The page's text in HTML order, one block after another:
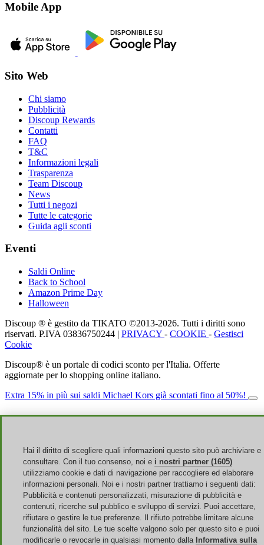
Mobile App
Sito Web
Chi siamo
Pubblicità
Discoup Rewards
Contatti
FAQ
T&C
Informazioni legali
Trasparenza
Team Discoup
News
Tutti i negozi
Tutte le categorie
Guida agli sconti
Eventi
Saldi Online
Back to School
Amazon Prime Day
Halloween
Discoup ® è gestito da TIKATO ©2013-2026. Tutti i diritti sono
riservati. P.IVA 03836750244 | PRIVACY - COOKIE - Gestisci
Cookie
Discoup® è un portale di codici sconto per l'Italia. Offerte
aggiornate per lo shopping online italiano.
Extra 15% in più sui saldi Michael Kors già scontati fino al 50%!
Hai il diritto di scegliere quali informazioni questo sito può archiviare e
consultare. Con il tuo consenso, noi e i nostri partner (1605)
utilizziamo cookie e dati di navigazione per raccogliere ed elaborare
informazioni personali. Noi e i nostri partner trattiamo i seguenti dati:
Pubblicità e contenuti personalizzati, misurazione di pubblicità e
contenuti, ricerche sul pubblico e sviluppo di servizi. Puoi accettare,
rifiutare o gestire le tue preferenze. Il rifiuto potrebbe limitare alcune
funzionalità del sito. Le tue scelte valgono solo per questo sito e puoi
modificarle o revocarle in qualsiasi momento dalla Informativa sulla